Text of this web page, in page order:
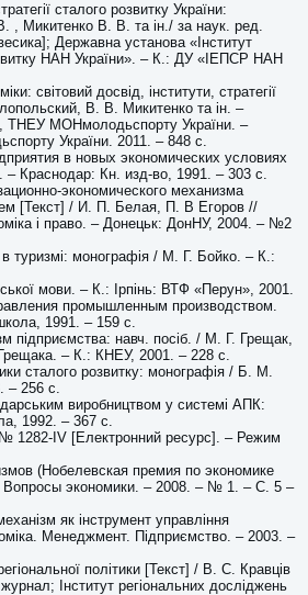
сталого розвитку України:
, Микитенко В. В. та ін./ за наук. ред.
Державна установа «Інститут
НАН України». – К.: ДУ «ІЕПСР НАН
світовий досвід, інститути, стратегії
В. В. Микитенко та ін. –
ТНЕУ МОНмолодьспорту України. –
України. 2011. – 848 с.
в новых экономических условиях
Краснодар: Кн. изд-во, 1991. – 303 с.
экономического механизма
[Текст] / И. П. Белая, П. В Егоров //
і право. – Донецьк: ДонНУ, 2004. – №2
туризмі: монографія / М. Г. Бойко. – К.:
мови. – К.: Ірпінь: ВТФ «Перун», 2001.
промышленным производством.
1991. – 159 с.
підприємства: навч. посіб. / М. Г. Грещак,
– К.: КНЕУ, 2001. – 228 с.
сталого розвитку: монографія / Б. М.
– 256 с.
виробництвом у системі АПК:
1992. – 367 с.
1282-ІV [Електронний ресурс]. – Режим
(Нобелевская премия по экономике
экономики. – 2008. – № 1. – С. 5 –
як інструмент управління
Менеджмент. Підприємство. – 2003. –
політики [Текст] / В. С. Кравців
Інститут регіональних досліджень